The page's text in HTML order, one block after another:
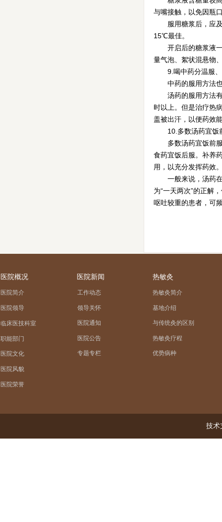
与嘴接触，以免因瓶
服用糖浆后，应及
15℃最佳。
开启后的糖浆液一
量气泡、絮状混悬物
9.喝中药分温服、
中药的服用方法也
汤药的服用方法有
时以上。但是治疗热
盖被出汗，以便药效
10.多数汤药宜饭
多数汤药宜饭前服
食药宜饭后服。补养
用，以充分发挥药效
一般来说，汤药在
为“一天两次”的正解
呕吐较重的患者，可
医院概况 医院新闻 热敏灸
工作动态
领导关怀
医院通知
医院公告
专题专栏
热敏灸简介
基地介绍
与传统灸的区别
热敏灸疗程
优势病种
医院简介
医院领导
临床医技科室
职能部门
医院文化
医院风貌
医院荣誉
技术